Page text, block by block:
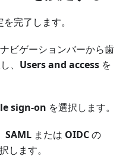
完了します。
ビゲーションバーから歯
、 Users and access を
sign-on を選択します。
SAML または OIDCの
します。